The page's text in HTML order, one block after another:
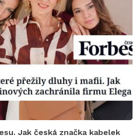
Jak česká značka kabelek